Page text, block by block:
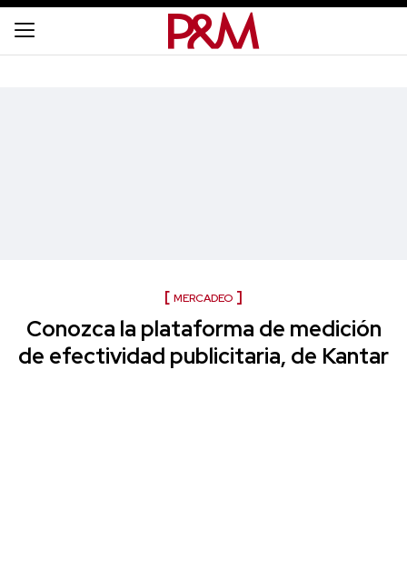
MERCADEO
Conozca la plataforma de medición
de efectividad publicitaria, de Kantar